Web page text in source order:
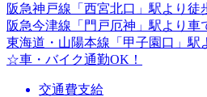
阪急神戸線「西宮北口」駅より徒
阪急今津線「門戸厄神」駅より車
東海道・山陽本線「甲子園口」駅
☆車・バイク通勤OK！
交通費支給